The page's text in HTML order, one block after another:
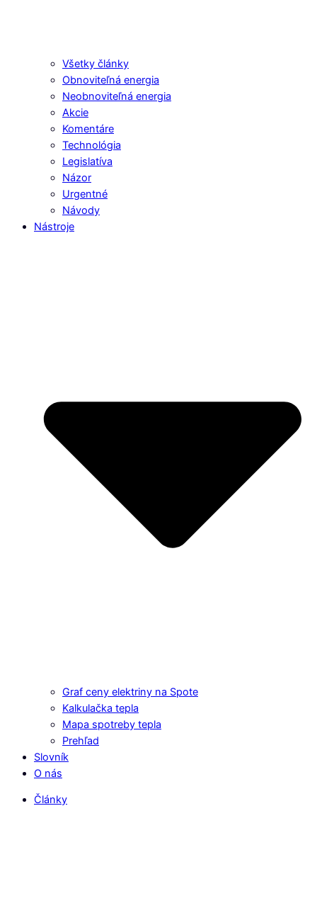
Všetky články
Obnoviteľná energia
Neobnoviteľná energia
Akcie
Komentáre
Technológia
Legislatíva
Názor
Urgentné
Návody
Nástroje
Graf ceny elektriny na Spote
Kalkulačka tepla
Mapa spotreby tepla
Prehľad
Slovník
O nás
Články